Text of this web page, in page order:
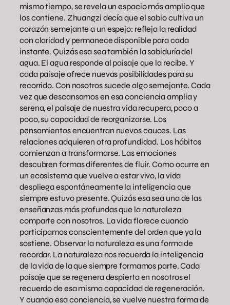
mismo tiempo, se revela un espacio más amplio que
los contiene. Zhuangzi decía que el sabio cultiva un
corazón semejante a un espejo: refleja la realidad
con claridad y permanece disponible para cada
instante. Quizás esa sea también la sabiduría del
agua. El agua responde al paisaje que la recibe. Y
cada paisaje ofrece nuevas posibilidades para su
recorrido. Con nosotros sucede algo semejante. Cada
vez que descansamos en esa conciencia amplia y
serena, el paisaje de nuestra vida recupera, poco a
poco, su capacidad de reorganizarse. Los
pensamientos encuentran nuevos cauces. Las
relaciones adquieren otra profundidad. Los hábitos
comienzan a transformarse. Las emociones
descubren formas diferentes de fluir. Como ocurre en
un ecosistema que vuelve a estar vivo, la vida
despliega espontáneamente la inteligencia que
siempre estuvo presente. Quizás esa sea una de las
enseñanzas más profundas que la naturaleza
comparte con nosotros. La vida florece cuando
participamos conscientemente del orden que ya la
sostiene. Observar la naturaleza es una forma de
recordar. La naturaleza nos recuerda la inteligencia
de la vida de la que siempre formamos parte. Cada
paisaje que se regenera despierta en nosotros el
recuerdo de esa misma capacidad de regeneración.
Y cuando esa conciencia, se vuelve nuestra forma de